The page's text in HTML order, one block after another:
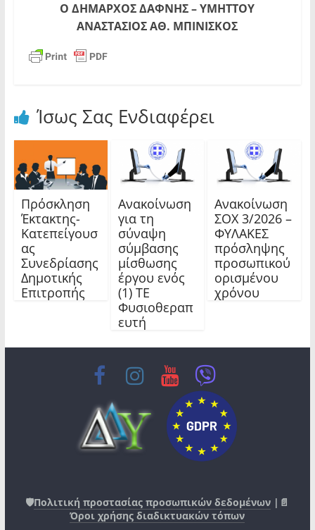
Ο ΔΗΜΑΡΧΟΣ ΔΑΦΝΗΣ – ΥΜΗΤΤΟΥ
ΑΝΑΣΤΑΣΙΟΣ ΑΘ. ΜΠΙΝΙΣΚΟΣ
Ίσως Σας Ενδιαφέρει
Πρόσκληση
Έκτακτης-
Κατεπείγουσ
ας
Συνεδρίασης
Δημοτικής
Επιτροπής
Ανακοίνωση
για τη
σύναψη
σύμβασης
μίσθωσης
έργου ενός
(1) ΤΕ
Φυσιοθεραπ
ευτή
Ανακοίνωση
ΣΟΧ 3/2026 –
ΦΥΛΑΚΕΣ
πρόσληψης
προσωπικού
ορισμένου
χρόνου
🛡️Πολιτική προστασίας προσωπικών δεδομένων |📄
Όροι χρήσης διαδικτυακών τόπων